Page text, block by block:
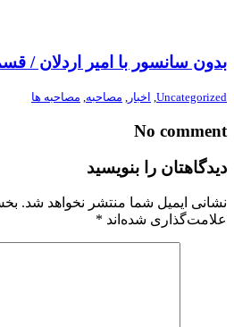
بدون سانسور با امیر اردلان /
Uncategorized
, اخبار , مصاحبه, مصاحبه ها
No comment
دیدگاهتان را بنویسید
نشانی ایمیل شما منتشر نخواهد شد.
علامت‌گذاری شده‌اند *